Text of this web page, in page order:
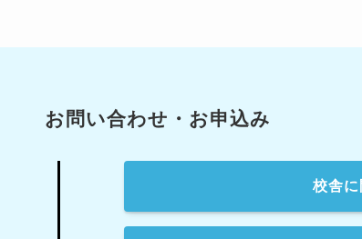
お問い合わせ・お申込み
校舎